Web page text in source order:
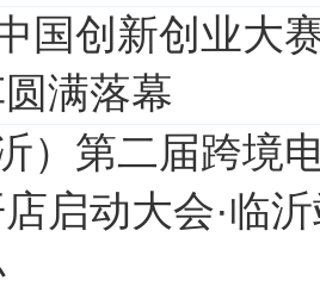
国创新创业大
满落幕
）第二届跨境
启动大会·临